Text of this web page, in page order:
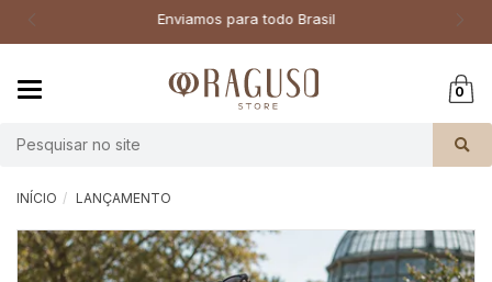
Enviamos para todo Brasil
0
INÍCIO LANÇAMENTO